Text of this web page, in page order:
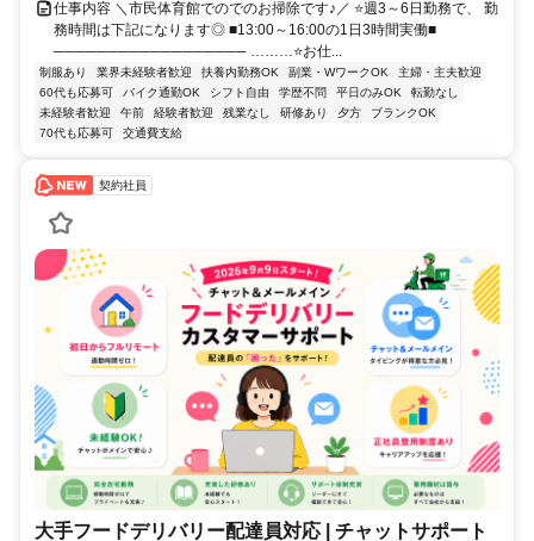
仕事内容 ＼市民体育館でのでのお掃除です♪／ ⭐週3～6日勤務で、 勤
務時間は下記になります◎ ■13:00～16:00の1日3時間実働■
────────────────── ………⭐お仕...
制服あり 業界未経験者歓迎 扶養内勤務OK 副業・WワークOK
主婦・主夫歓迎
60代も応募可
バイク通勤OK シフト自由 学歴不問 平日のみOK
転勤なし
未経験者歓迎
午前 経験者歓迎 残業なし 研修あり 夕方
ブランクOK
70代も応募可
交通費支給
契約社員
大手フードデリバリー配達員対応 | チャットサポート